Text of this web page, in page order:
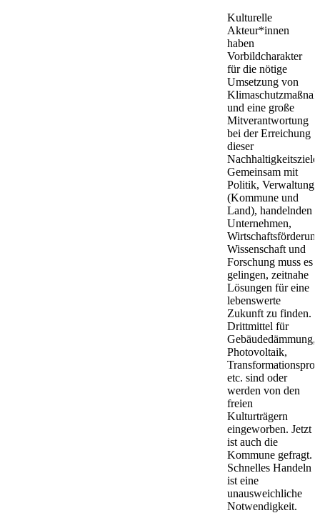
Kulturelle
Akteur*innen
haben
Vorbildcharakter
für die nötige
Umsetzung von
und eine große
Mitverantwortung
bei der Erreichung
dieser
Nachhaltigkeitsziele.
Gemeinsam mit
Politik, Verwaltung
(Kommune und
Land), handelnden
Unternehmen,
Wissenschaft und
Forschung muss es
gelingen, zeitnahe
Lösungen für eine
lebenswerte
Zukunft zu finden.
Drittmittel für
Gebäudedämmung,
Photovoltaik,
etc. sind oder
werden von den
freien
Kulturträgern
eingeworben. Jetzt
ist auch die
Kommune gefragt.
Schnelles Handeln
ist eine
unausweichliche
Notwendigkeit.